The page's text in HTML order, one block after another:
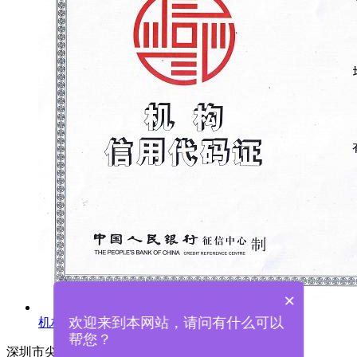
机构信用代码证
深圳市尖锋精密科技有限公司
×
欢迎来到本网站，请问有什么可以
帮您？